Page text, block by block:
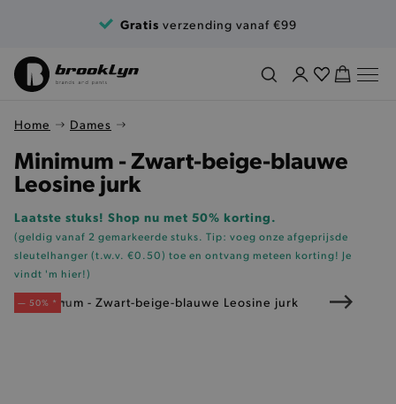
Gratis verzending vanaf €99
Home Dames
Minimum - Zwart-beige-blauwe
Leosine jurk
Laatste stuks! Shop nu met 50% korting.
(geldig vanaf 2 gemarkeerde stuks. Tip: voeg onze afgeprijsde
sleutelhanger (t.w.v. €0.50) toe en ontvang meteen korting! Je
vindt 'm hier!)
— 50% *